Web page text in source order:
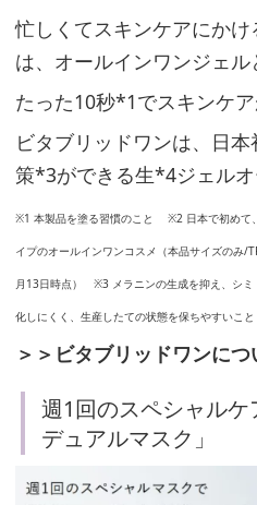
忙しくてスキンケアにか
は、オールインワンジェル
たった10秒*1でスキンケア
ビタブリッドワンは、日
策*3ができる生*4ジェルオ
※1 本製品を塗る習慣のこと ※2 日本で初めて
イプのオールインワンコスメ（本品サイズのみ/
月13日時点） ※3 メラニンの生成を抑え、シ
化しにくく、生産したての状態を保ちやすいこと
＞＞ビタブリッドワンに
週1回のスペシャル
デュアルマスク」